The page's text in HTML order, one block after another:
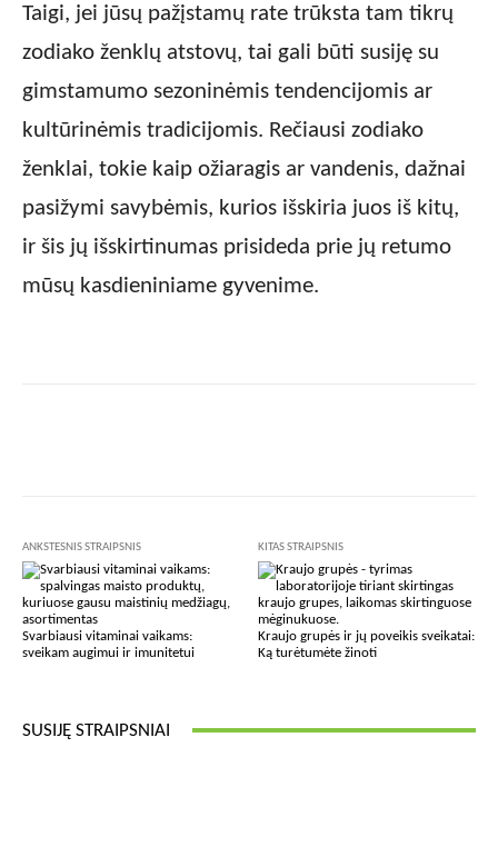
Taigi, jei jūsų pažįstamų rate trūksta tam tikrų
zodiako ženklų atstovų, tai gali būti susiję su
gimstamumo sezoninėmis tendencijomis ar
kultūrinėmis tradicijomis. Rečiausi zodiako
ženklai, tokie kaip ožiaragis ar vandenis, dažnai
pasižymi savybėmis, kurios išskiria juos iš kitų,
ir šis jų išskirtinumas prisideda prie jų retumo
mūsų kasdieniniame gyvenime.
ANKSTESNIS STRAIPSNIS
Svarbiausi vitaminai vaikams:
sveikam augimui ir imunitetui
KITAS STRAIPSNIS
Kraujo grupės ir jų poveikis sveikatai:
Ką turėtumėte žinoti
SUSIJĘ STRAIPSNIAI